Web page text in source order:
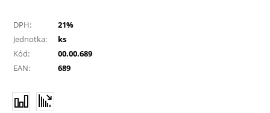
DPH:
21%
Jednotka:
ks
Kód:
00.00.689
EAN:
689